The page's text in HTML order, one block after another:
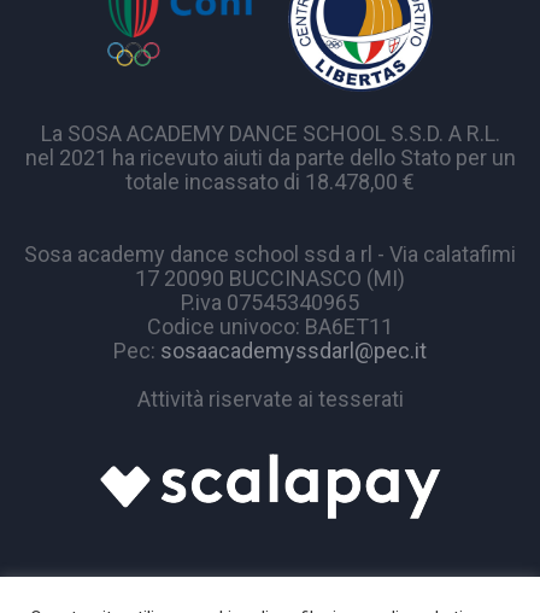
La SOSA ACADEMY DANCE SCHOOL S.S.D. A R.L.
nel 2021 ha ricevuto aiuti da parte dello Stato per un
totale incassato di 18.478,00 €
Sosa academy dance school ssd a rl - Via calatafimi
17 20090 BUCCINASCO (MI)
P.iva 07545340965
Codice univoco: BA6ET11
Pec: sosaacademyssdarl@pec.it
Attività riservate ai tesserati